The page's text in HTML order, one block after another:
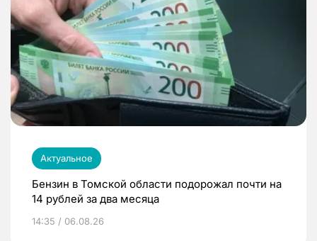
Актуальное
Бензин в Томской области подорожал почти на
14 рублей за два месяца
14:35 / 06.08.26